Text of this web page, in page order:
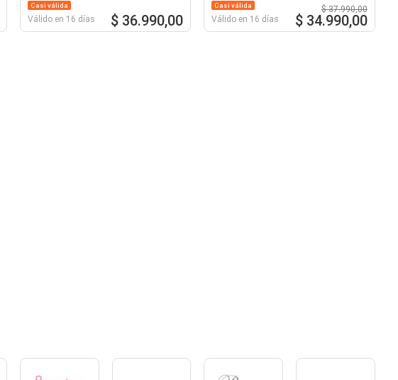
Casi válida
Válido en 16 días $ 36.990,00
Casi válida
Válido en 16 días
$ 37.990,00
$ 34.990,00